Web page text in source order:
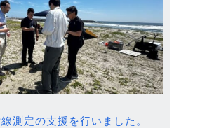
測定の支援を行いました。